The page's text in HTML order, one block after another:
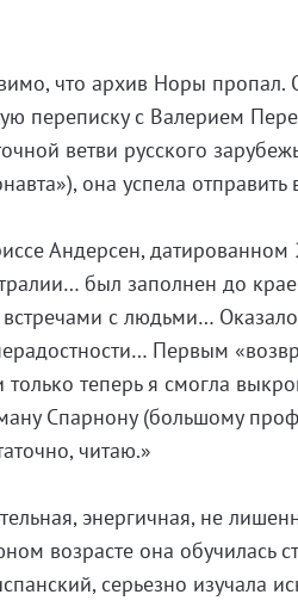
что архив Норы
переписку с Валерием
ветви русского
она успела отправить
Андерсен, датированном
был заполнен до
с людьми…
Первым
только теперь я смогла
Спарнону (большому
читаю.»
энергичная, не
возрасте она
серьезно изучала